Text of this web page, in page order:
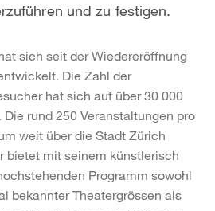
und zu festigen.
sich seit der Wiedereröffnung
Die Zahl der
hat sich auf über 30 000
rund 250 Veranstaltungen pro
weit über die Stadt Zürich
bietet mit seinem künstlerisch
Programm sowohl
bekannter Theatergrössen als